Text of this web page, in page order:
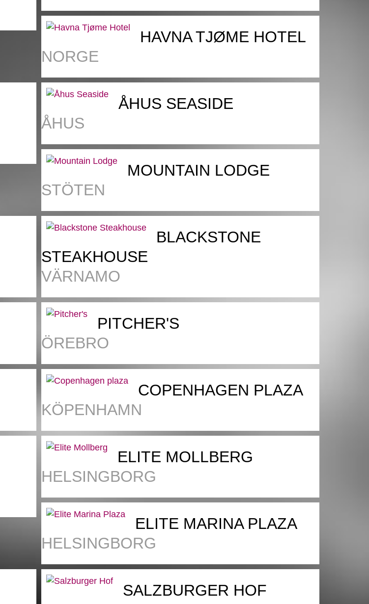
HAVNA TJØME HOTEL
NORGE
ÅHUS SEASIDE
ÅHUS
MOUNTAIN LODGE
STÖTEN
BLACKSTONE
STEAKHOUSE
VÄRNAMO
PITCHER'S
ÖREBRO
COPENHAGEN PLAZA
KÖPENHAMN
ELITE MOLLBERG
HELSINGBORG
ELITE MARINA PLAZA
HELSINGBORG
SALZBURGER HOF